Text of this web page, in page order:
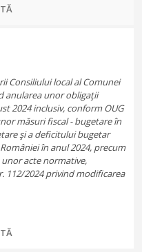
Consiliului local al Comunei
anularea unor obligaţii
2024 inclusiv, conform OUG
măsuri fiscal - bugetare în
şi a deficitului bugetar
în anul 2024, precum
acte normative,
112/2024 privind modificarea